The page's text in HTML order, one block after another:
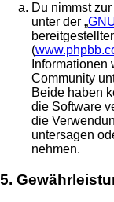
Du nimmst
unter der „
(
Community
Beide haben
die Software
die
untersagen
nehmen.
5.